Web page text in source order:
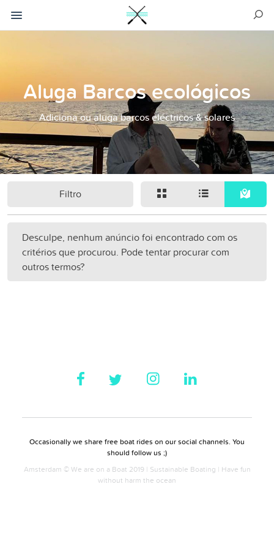
Aluga Barcos ecológicos
Adiciona ou aluga barcos eléctricos & solares
Filtro
Desculpe, nenhum anúncio foi encontrado com os
critérios que procurou. Pode tentar procurar com
outros termos?
Occasionally we share free boat rides on our social channels. You
should follow us ;)
Amsterdam © We are on a Boat 2019 | Sustainable Boating | Have fun
without harm the ocean